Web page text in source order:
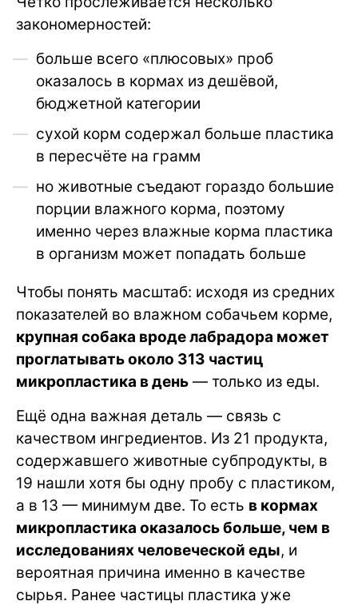
закономерностей:
больше всего «плюсовых» проб
оказалось в кормах из дешёвой,
бюджетной категории
сухой корм содержал больше пластика
в пересчёте на грамм
но животные съедают гораздо большие
порции влажного корма, поэтому
именно через влажные корма пластика
в организм может попадать больше
Чтобы понять масштаб: исходя из средних
показателей во влажном собачьем корме,
крупная собака вроде лабрадора может
проглатывать около 313 частиц
микропластика в день — только из еды.
Ещё одна важная деталь — связь с
качеством ингредиентов. Из 21 продукта,
содержавшего животные субпродукты, в
19 нашли хотя бы одну пробу с пластиком,
а в 13 — минимум две. То есть в кормах
микропластика оказалось больше, чем в
исследованиях человеческой еды, и
вероятная причина именно в качестве
сырья. Ранее частицы пластика уже